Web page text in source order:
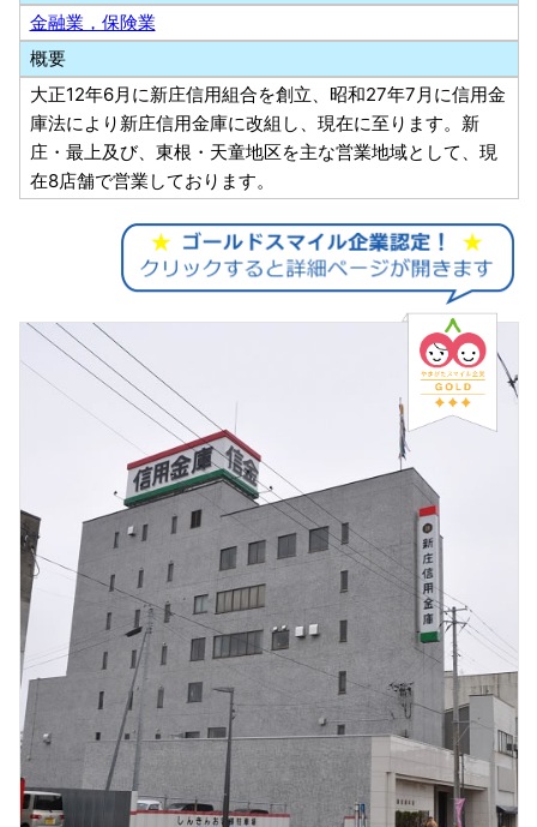
金融業，保険業
概要
大正12年6月に新庄信用組合を創立、昭和27年7月に信用金
庫法により新庄信用金庫に改組し、現在に至ります。新
庄・最上及び、東根・天童地区を主な営業地域として、現
在8店舗で営業しております。